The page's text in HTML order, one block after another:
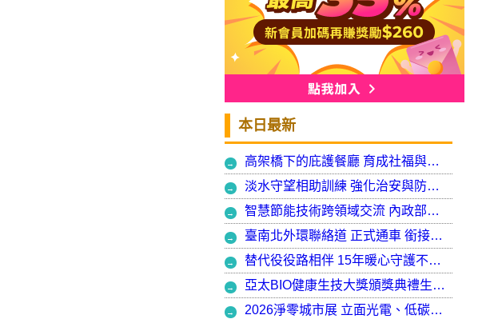
本日最新
高架橋下的庇護餐廳 育成社福與建築師共創都市再生典範，打造最美的庇護工場
淡水守望相助訓練 強化治安與防衛韌性
智慧節能技術跨領域交流 內政部攜手產官學加速建築淨零轉型
臺南北外環聯絡道 正式通車 銜接樹谷園區 完善南科聯外路網
替代役役路相伴 15年暖心守護不停歇，攜手走出溫暖與希望
亞太BIO健康生技大獎頒獎典禮生技健康產業榮耀盛會
2026淨零城市展 立面光電、低碳社宅齊登場 內政部攜手產業走入生活場域 共築2050淨零願景